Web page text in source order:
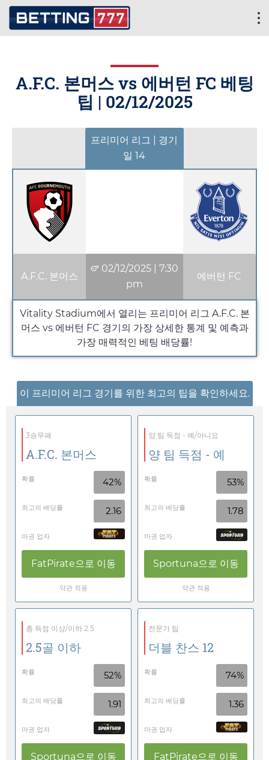
A.F.C. 본머스 vs 에버턴 FC 베팅
팁 | 02/12/2025
프리미어 리그 | 경기
일 14
A.F.C. 본머스
02/12/2025 |7:30
pm
에버턴 FC
Vitality Stadium에서 열리는 프리미어 리그 A.F.C. 본
머스 vs 에버턴 FC 경기의 가장 상세한 통계 및 예측과
가장 매력적인 베팅 배당률!
이 프리미어 리그 경기를 위한 최고의 팁을 확인하세요.
3승무패
A.F.C. 본머스
확률 42%
최고의 배당률 2.16
마권 업자
FatPirate으로 이동
약관 적용
양 팀 득점 - 예/아니요
양 팀 득점 - 예
확률 53%
최고의 배당률 1.78
마권 업자
Sportuna으로 이동
약관 적용
총 득점 이상/이하 2.5
2.5골 이하
확률 52%
최고의 배당률 1.91
마권 업자
Sportuna으로 이동
전문가 팁
더블 찬스 12
확률 74%
최고의 배당률 1.36
마권 업자
FatPirate으로 이동